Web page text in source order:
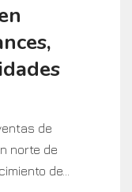
de
norte de
de...